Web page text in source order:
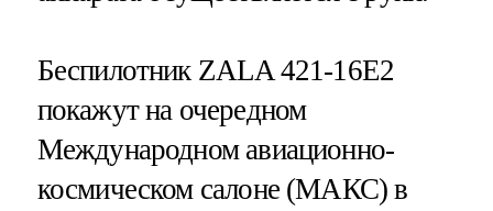
Беспилотник ZALA 421-16Е2
покажут на очередном
Международном авиационно-
космическом салоне (МАКС) в